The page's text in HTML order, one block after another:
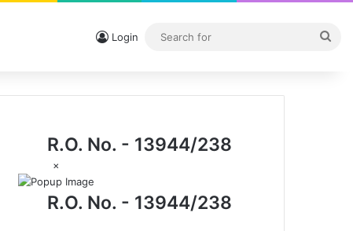
Login
R.O. No. - 13944/238
×
R.O. No. - 13944/238